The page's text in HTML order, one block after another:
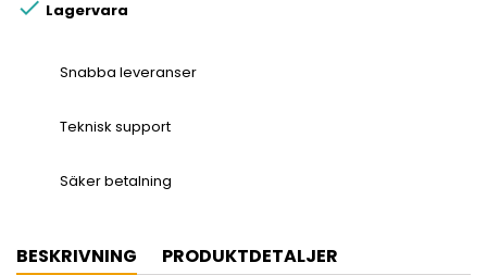
 Lagervara
Snabba leveranser
Teknisk support
Säker betalning
BESKRIVNING PRODUKTDETALJER